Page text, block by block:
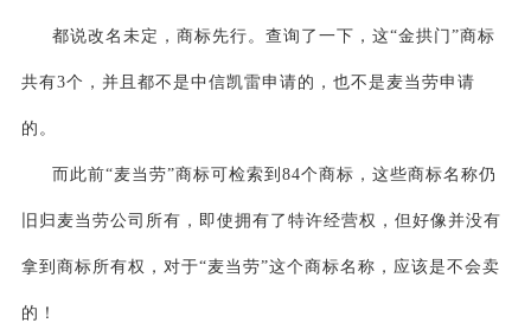
都说改名未定，商标先行。查询了一下，这“金拱门”商标
共有3个，并且都不是中信凯雷申请的，也不是麦当劳申请
的。
而此前“麦当劳”商标可检索到84个商标，这些商标名称仍
旧归麦当劳公司所有，即使拥有了特许经营权，但好像并没有
拿到商标所有权，对于“麦当劳”这个商标名称，应该是不会卖
的！